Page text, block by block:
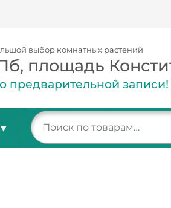
выбор комнатных растений
площадь
предварительной записи!